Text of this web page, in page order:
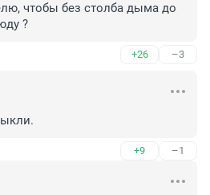
чтобы без столба дыма до
?
+26 –3
+9 –1